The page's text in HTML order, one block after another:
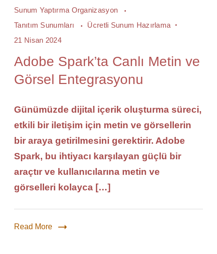
Sunum Yaptırma Organizasyon
Tanıtım Sunumları
Ücretli Sunum Hazırlama
21 Nisan 2024
Adobe Spark’ta Canlı Metin ve
Görsel Entegrasyonu
Günümüzde dijital içerik oluşturma süreci,
etkili bir iletişim için metin ve görsellerin
bir araya getirilmesini gerektirir. Adobe
Spark, bu ihtiyacı karşılayan güçlü bir
araçtır ve kullanıcılarına metin ve
görselleri kolayca […]
Read More